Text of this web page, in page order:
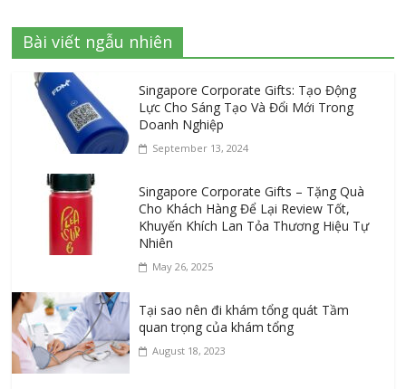
Bài viết ngẫu nhiên
Singapore Corporate Gifts: Tạo Động
Lực Cho Sáng Tạo Và Đổi Mới Trong
Doanh Nghiệp
September 13, 2024
Singapore Corporate Gifts – Tặng Quà
Cho Khách Hàng Để Lại Review Tốt,
Khuyến Khích Lan Tỏa Thương Hiệu Tự
Nhiên
May 26, 2025
Tại sao nên đi khám tổng quát Tầm
quan trọng của khám tổng
August 18, 2023